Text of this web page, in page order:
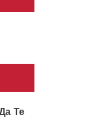
Те